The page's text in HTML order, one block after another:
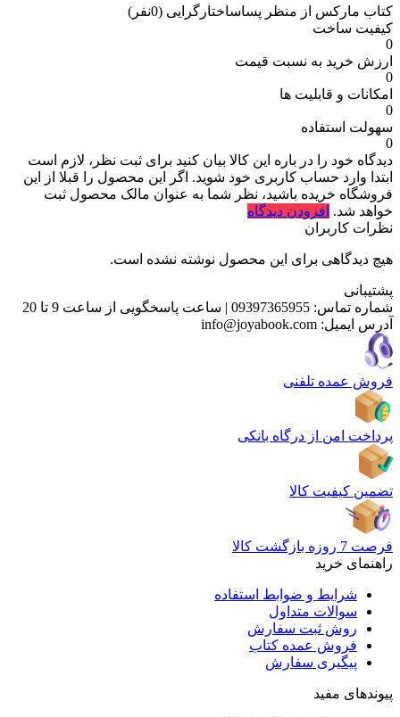
کتاب مارکس از منظر پساساختارگرایی (0نفر)
کیفیت ساخت
0
ارزش خرید به نسبت قیمت
0
امکانات و قابلیت ها
0
سهولت استفاده
0
دیدگاه خود را در باره این کالا بیان کنید برای ثبت نظر، لازم است
ابتدا وارد حساب کاربری خود شوید. اگر این محصول را قبلا از این
فروشگاه خریده باشید، نظر شما به عنوان مالک محصول ثبت
خواهد شد. افزودن دیدگاه
نظرات کاربران
هیچ دیدگاهی برای این محصول نوشته نشده است.
پشتیبانی
شماره تماس: 09397365955
| ساعت پاسخگویی از ساعت 9 تا 20
آدرس ایمیل: info@joyabook.com
فروش عمده تلفنی
پرداخت امن از درگاه بانکی
تضمین کیفیت کالا
فرصت 7 روزه بازگشت کالا
راهنمای خرید
شرایط و ضوابط استفاده
سوالات متداول
روش ثبت سفارش
فروش عمده کتاب
پیگیری سفارش
پیوندهای مفید